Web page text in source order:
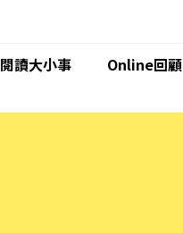
閱讀大小事 Online回顧